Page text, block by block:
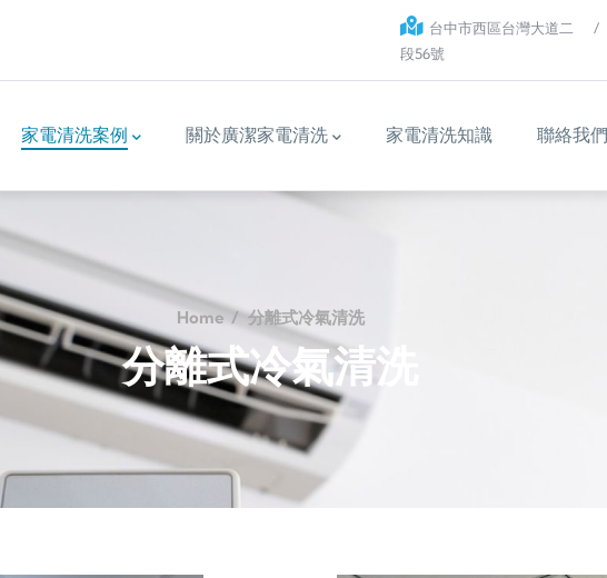
台中市西區台灣大道二
段56號
家電清洗案例 關於廣潔家電清洗 家電清洗知識 聯絡我們
Home/ 分離式冷氣清洗
分離式冷氣清洗